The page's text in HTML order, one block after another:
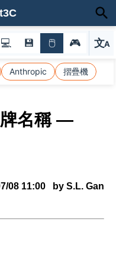
💻 💾 🖱 🎮 文A
選
Anthropic 摺疊機
牌名稱 —
08 11:00 by S.L. Gan